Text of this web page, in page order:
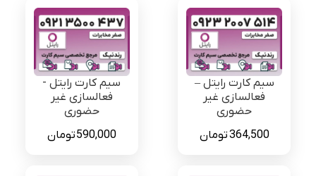
سیم کارت رایتل –
فعالسازی غیر
حضوری
364,500تومان
سیم کارت رایتل -
فعالسازی غیر
حضوری
590,000تومان